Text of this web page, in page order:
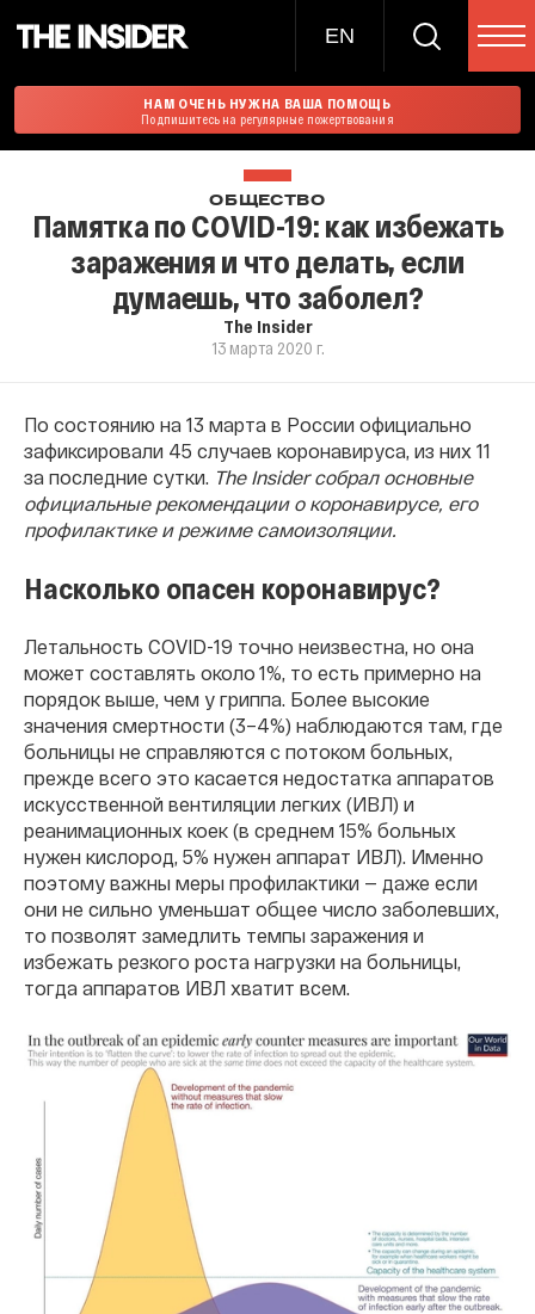
EN
НАМ ОЧЕНЬ НУЖНА ВАША ПОМОЩЬ
Подпишитесь на регулярные пожертвования
ОБЩЕСТВО
Памятка по COVID-19: как избежать
заражения и что делать, если
думаешь, что заболел?
The Insider
13 марта 2020 г.
По состоянию на 13 марта в России официально
зафиксировали 45 случаев коронавируса, из них 11
за последние сутки. The Insider собрал основные
официальные рекомендации о коронавирусе, его
профилактике и режиме самоизоляции.
Насколько опасен коронавирус?
Летальность COVID-19 точно неизвестна, но она
может составлять около 1%, то есть примерно на
порядок выше, чем у гриппа. Более высокие
значения смертности (3–4%) наблюдаются там, где
больницы не справляются с потоком больных,
прежде всего это касается недостатка аппаратов
искусственной вентиляции легких (ИВЛ) и
реанимационных коек (в среднем 15% больных
нужен кислород, 5% нужен аппарат ИВЛ). Именно
поэтому важны меры профилактики — даже если
они не сильно уменьшат общее число заболевших,
то позволят замедлить темпы заражения и
избежать резкого роста нагрузки на больницы,
тогда аппаратов ИВЛ хватит всем.